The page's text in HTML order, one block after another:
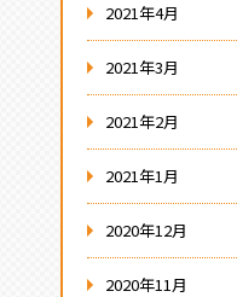
2021年4月
2021年3月
2021年2月
2021年1月
2020年12月
2020年11月